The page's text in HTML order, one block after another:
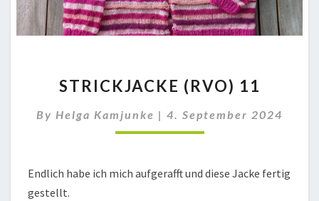
(RVO)
STRICKJACKE (RVO) 11
By Helga Kamjunke | 4. September 2024
Endlich habe ich mich aufgerafft und diese Jacke fertig
gestellt.